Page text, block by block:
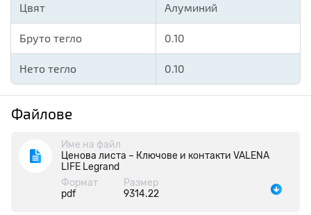
Цвят Алуминий
Бруто тегло 0.10
Нето тегло 0.10
Файлове
Име на файл
Ценова листа – Ключове и контакти VALENA
LIFE Legrand
Формат
pdf
Размер
9314.22